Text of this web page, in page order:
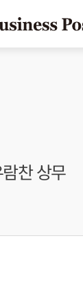
찬 상무